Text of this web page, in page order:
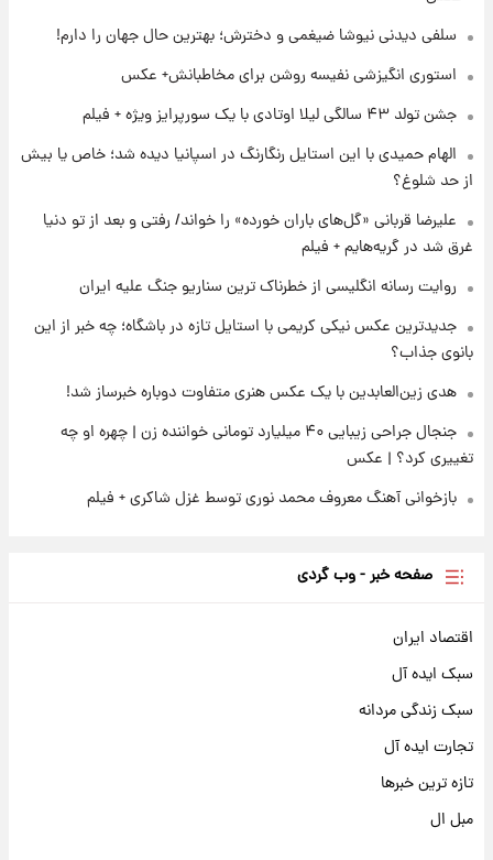
جهانی در آمریکا + فیلم
برای اولین بار؛ انتشار تصاویری از رهبر جدید
تصاویر عمامه بستن به شیوه خاتمی/ویدیو
سلفی دیدنی نیوشا ضیغمی و دخترش؛ بهترین حال جهان را دارم!
استوری انگیزشی نفیسه روشن برای مخاطبانش+ عکس
جشن تولد ۴۳ سالگی لیلا اوتادی با یک سورپرایز ویژه + فیلم
الهام حمیدی با این استایل رنگارنگ در اسپانیا دیده شد؛ خاص یا بیش
از حد شلوغ؟
علیرضا قربانی «گل‌های باران خورده» را خواند/ رفتی و بعد از تو دنیا
غرق شد در گریه‌هایم + فیلم
روایت رسانه انگلیسی از خطرناک ترین سناریو جنگ علیه ایران
جدیدترین عکس نیکی کریمی با استایل تازه در باشگاه؛ چه خبر از این
بانوی جذاب؟
هدی زین‌العابدین با یک عکس هنری متفاوت دوباره خبرساز شد!
جنجال جراحی زیبایی ۴۰ میلیارد تومانی خواننده زن | چهره او چه
تغییری کرد؟ | عکس
بازخوانی آهنگ معروف محمد نوری توسط غزل شاکری + فیلم
صفحه خبر - وب گردی
اقتصاد ایران
سبک ایده آل
سبک زندگی مردانه
تجارت ایده آل
تازه ترین خبرها
مبل ال